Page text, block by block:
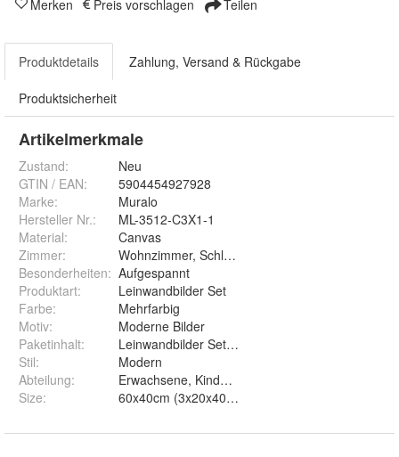
Merken Preis vorschlagen Teilen
Produktdetails Zahlung, Versand & Rückgabe
Produktsicherheit
Artikelmerkmale
Zustand:
Neu
GTIN / EAN:
5904454927928
Marke:
Muralo
Hersteller Nr.:
ML-3512-C3X1-1
Material:
Canvas
Zimmer:
Wohnzimmer, Schlafzimmer, Kinderzimmer
Besonderheiten: Aufgespannt
Produktart:
Leinwandbilder Set
Farbe:
Mehrfarbig
Motiv:
Moderne Bilder
Paketinhalt:
Leinwandbilder Set, Montageelemente
Stil:
Modern
Abteilung:
Erwachsene, Kinder, Mann, Frau
Size: